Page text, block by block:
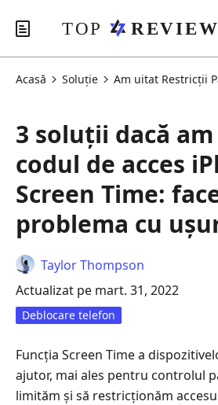
Acasă Soluţie Am uitat Restricții
3 soluții dacă
codul de acces
Screen Time:
problema cu
Taylor Thompson
Actualizat pe mart. 31, 2022
Deblocare telefon
Funcția Screen Time a
ajutor, mai ales pentru controlul
limităm și să restricționăm